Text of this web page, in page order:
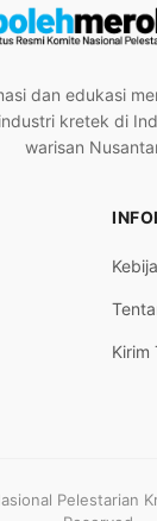
dan edukasi
kretek di
warisan
Kirim
Pelestarian